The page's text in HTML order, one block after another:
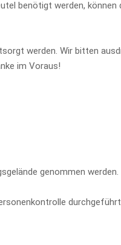
benötigt werden,
werden. Wir bitten
im Voraus!
genommen werden.